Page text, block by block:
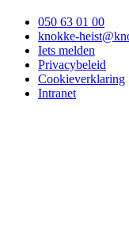
050 63 01 00
knokke-
Iets melden
Privacybeleid
Cookieverklaring
Intranet